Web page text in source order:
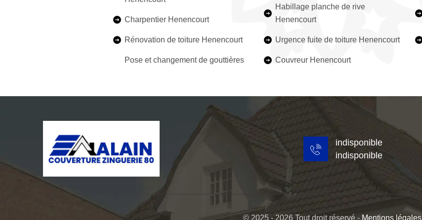
Charpentier Henencourt
Rénovation de toiture Henencourt
Pose et changement de gouttières
Habillage planche de rive
Henencourt
Urgence fuite de toiture Henencourt
Couvreur Henencourt
indisponible
indisponible
© 2025 - 2026 Tout droit réservé - Mentions légales